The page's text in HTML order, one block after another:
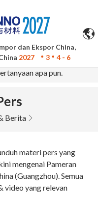
Translate hanya untuk
Silakan merujuk ke
apa pun.
dan Ekspor China,
2027 3 4 - 6
Berita
materi pers yang
mengenai Pameran
(Guangzhou). Semua
video yang relevan